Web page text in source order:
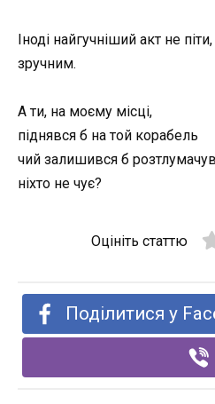
Іноді найгучніший акт не
зручним.
А ти, на моєму місці,
піднявся б на той корабель
чий залишився б
ніхто не чує?
Оцініть статтю
Поділитися у